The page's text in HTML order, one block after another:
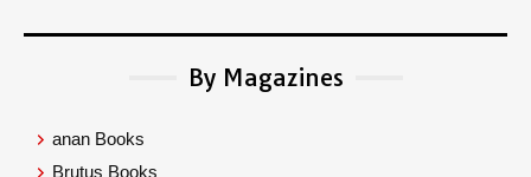
By Magazines
anan Books
Brutus Books